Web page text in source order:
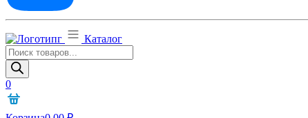
Каталог
Поиск
товаров
0